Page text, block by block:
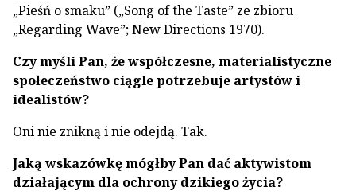
„Pieśń o smaku” („Song of the Taste” ze zbioru
„Regarding Wave”; New Directions 1970).
Czy myśli Pan, że współczesne, materialistyczne
społeczeństwo ciągle potrzebuje artystów i
idealistów?
Oni nie znikną i nie odejdą. Tak.
Jaką wskazówkę mógłby Pan dać aktywistom
działającym dla ochrony dzikiego życia?